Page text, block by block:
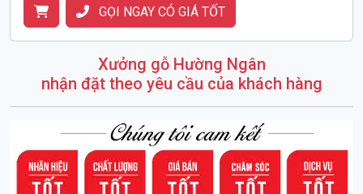
GỌI NGAY CÓ GIÁ TỐT
Xưởng gỗ Hường Ngân
nhận đặt theo yêu cầu của khách hàng